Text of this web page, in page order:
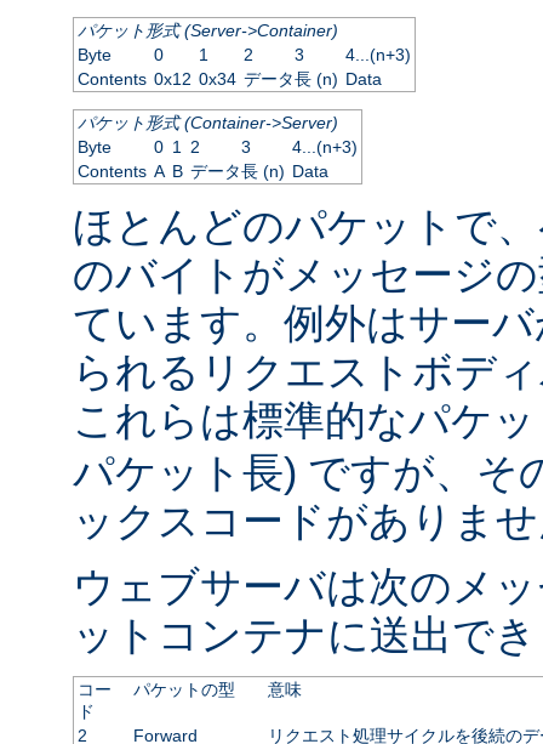
パケット形式 (Server->Container)
Byte
0 1 2 3
4...(n+3)
Contents 0x12 0x34 データ長 (n) Data
パケット形式 (Container->Server)
Byte
0 1 2 3
4...(n+3)
Contents A B データ長 (n) Data
ほとんどのパケットで
のバイトがメッセージ
ています。例外はサー
られるリクエストボデ
これらは標準的なパケ
パケット長) ですが、そ
ックスコードがありま
ウェブサーバは次のメ
ットコンテナに送出で
コー
ド
パケットの型 意味
2 Forward リクエスト処理サイクルを後続の